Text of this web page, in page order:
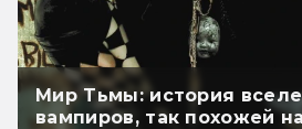
Мир Тьмы: история
вампиров, так похожей